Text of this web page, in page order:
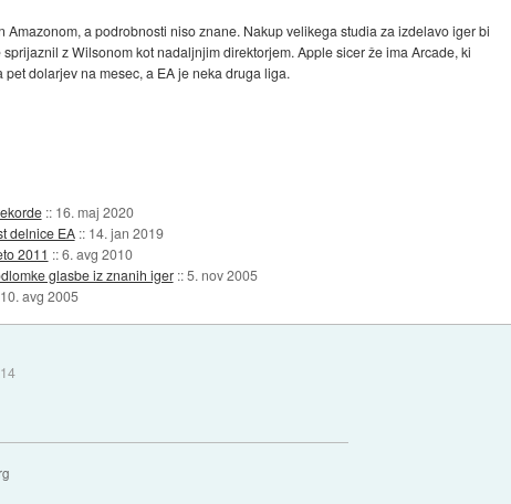
Amazonom, a podrobnosti niso znane. Nakup velikega studia za izdelavo iger bi
z Wilsonom kot nadaljnjim direktorjem. Apple sicer že ima Arcade, ki
dolarjev na mesec, a EA je neka druga liga.
:: 16. maj 2020
delnice EA :: 14. jan 2019
2011 ::6. avg 2010
glasbe iz znanih iger ::5. nov 2005
10. avg 2005